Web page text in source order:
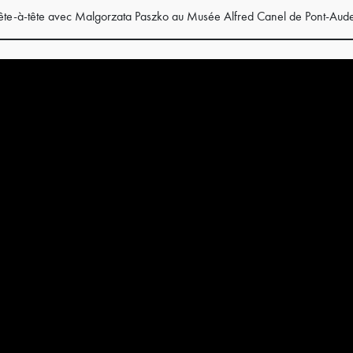
à-tête avec Malgorzata Paszko au Musée Alfred Canel de Pont-